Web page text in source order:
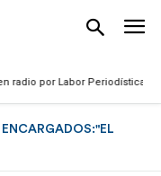
por Labor Periodística
ENCARGADOS:"EL